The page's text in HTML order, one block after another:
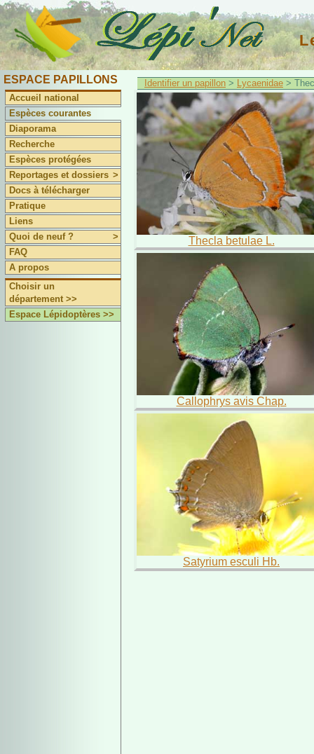
ESPACE PAPILLONS
Accueil national
Espèces courantes
Diaporama
Recherche
Espèces protégées
Reportages et dossiers >
Docs à télécharger
Pratique
Liens
Quoi de neuf ?
>
FAQ
A propos
Choisir un
département >>
Espace Lépidoptères >>
Identifier un papillon > Lycaenidae >
Thecla betulae L.
Callophrys avis Chap.
Satyrium esculi Hb.